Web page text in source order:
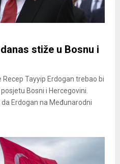
stiže u Bosnu i
Tayyip Erdogan trebao bi
Bosni i Hercegovini.
Erdogan na Međunarodni